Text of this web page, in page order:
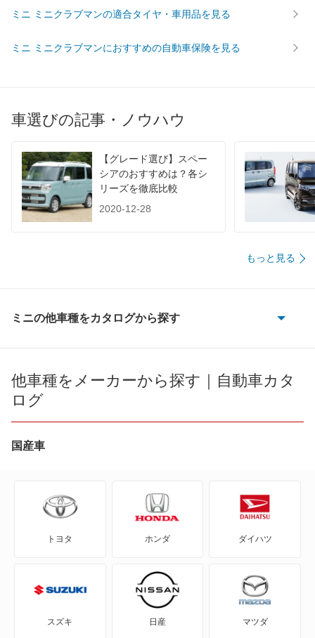
8.9km/L
WLTC/郊外 14.3km/L 12.3km/L 13.5km/
60km定地 -
装備オプション
ミニ ミニクラブマンの適合タイヤ・車用品を見る
ミニ ミニクラブマンにおすすめの自動車保険を見る
車選びの記事・ノウハウ
【グレード選び】スペー
シアのおすすめは？各シ
リーズを徹底比較
2020-12-28
もっと見る
ミニの他車種をカタログから探す
ミニエースマン
ミニカントリーマン
ミニクロスオーバー
ミニコンバーチブル
ミニペースマン
他車種をメーカーから探す｜自動車カタ
ログ
国産車
トヨタ ホンダ ダイハツ
スズキ 日産 マツダ